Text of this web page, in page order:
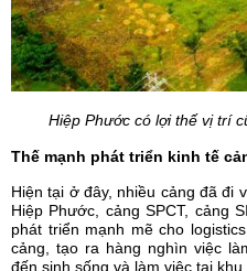
Hiệp Phước có lợi thế vị trí
Thế mạnh phát triển kinh tế
Hiện tại ở đây, nhiều cảng đã đi
Hiệp Phước, cảng SPCT, cảng
phát triển mạnh mẽ cho
cảng, tạo ra hàng nghìn việc
đến sinh sống và làm việc tại khu